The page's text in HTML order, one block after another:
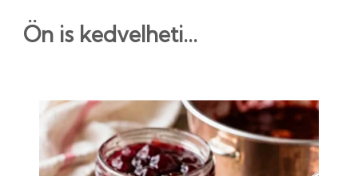
Ön is kedvelheti...